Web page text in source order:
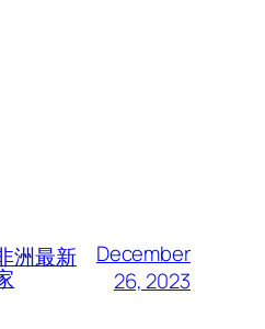
洲最新
December
26, 2023